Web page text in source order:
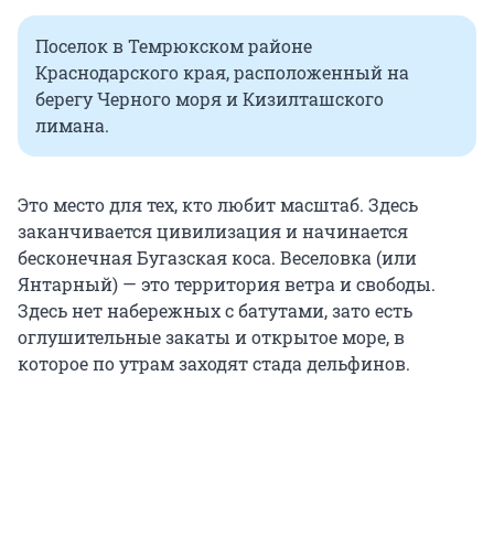
Поселок в Темрюкском районе
Краснодарского края, расположенный на
берегу Черного моря и Кизилташского
лимана.
Это место для тех, кто любит масштаб. Здесь
заканчивается цивилизация и начинается
бесконечная Бугазская коса. Веселовка (или
Янтарный) — это территория ветра и свободы.
Здесь нет набережных с батутами, зато есть
оглушительные закаты и открытое море, в
которое по утрам заходят стада дельфинов.